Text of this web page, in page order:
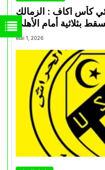
كأس اكاف : الزمالك
Mai 1, 2026